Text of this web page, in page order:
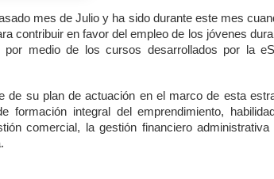
mes de Julio y ha sido durante este mes
contribuir en favor del empleo de los jóvenes
medio de los cursos desarrollados por la
su plan de actuación en el marco de esta
integral del emprendimiento,
comercial, la gestión financiero administrativa